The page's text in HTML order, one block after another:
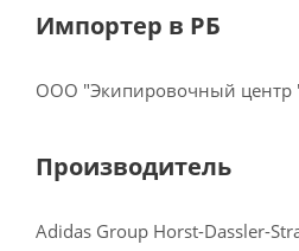
Импортер в РБ
ООО "Экипировочный центр
Производитель
Adidas Group Horst-Dassler-